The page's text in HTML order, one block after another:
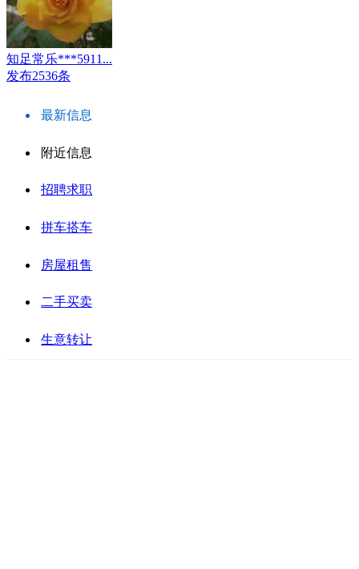
知足常乐***5911...
发布2536条
最新信息
附近信息
招聘求职
拼车搭车
房屋租售
二手买卖
生意转让